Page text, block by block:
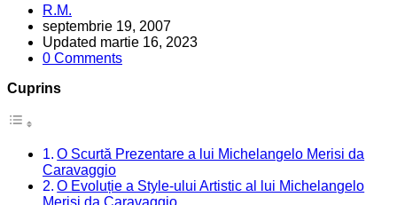
Posted
by
R.M.
septembrie 19, 2007
Updated martie 16, 2023
0 Comments
Cuprins
O Scurtă Prezentare a lui Michelangelo Merisi da
Caravaggio
O Evoluție a Style-ului Artistic al lui Michelangelo
Merisi da Caravaggio